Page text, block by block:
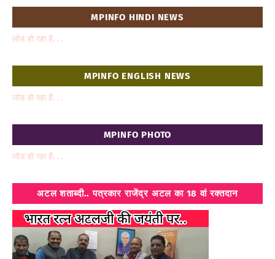
MPINFO HINDI NEWS
लोड हो रहा है. . .
MPINFO ENGLISH NEWS
लोड हो रहा है. . .
MPINFO PHOTO
लोड हो रहा है. . .
अटल शताब्दी.. पत्रकार राजेंद्र अटल का 18 वां रक्तदान